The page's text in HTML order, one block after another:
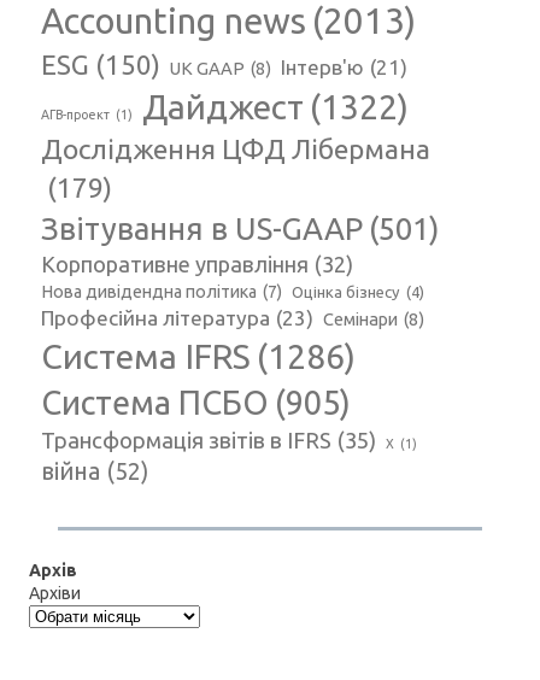
Accounting news (2013)
ESG (150) UK GAAP (8) Інтерв'ю (21)
АГВ-проект (1) Дайджест (1322)
Дослідження ЦФД Лібермана
(179)
Звітування в US-GAAP (501)
Корпоративне управління (32)
Нова дивідендна політика (7) Оцінка бізнесу (4)
Професійна література (23) Семінари (8)
Система IFRS (1286)
Система ПСБО (905)
Трансформація звітів в IFRS (35) Х (1)
війна (52)
Архів
Архіви